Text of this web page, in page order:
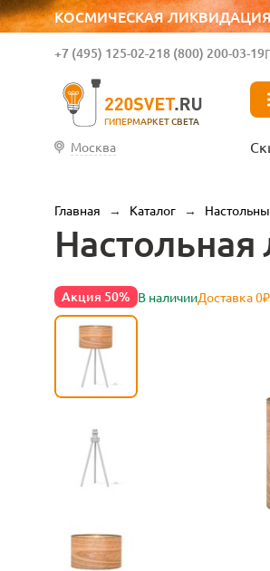
КОСМИЧЕСКАЯ
ГИПЕРМАРКЕТ СВЕТА
+7 (495) 125-02-218 (800) 200-03-19
Москва
Главная → Каталог →
Настольная
Акция 50% В наличииДоставка 0₽